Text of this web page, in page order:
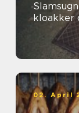
kloakker
02. April